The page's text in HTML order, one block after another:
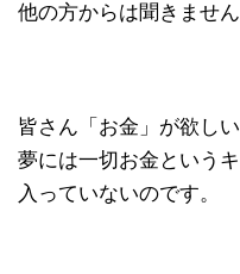
他の方からは聞きません
皆さん「お金」が欲し
夢には一切お金という
入っていないのです。